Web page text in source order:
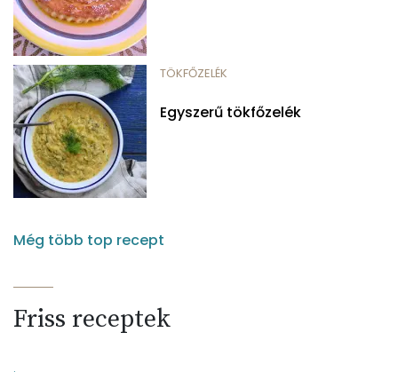
TÖKFŐZELÉK
Egyszerű tökfőzelék
Még több top recept
Friss receptek